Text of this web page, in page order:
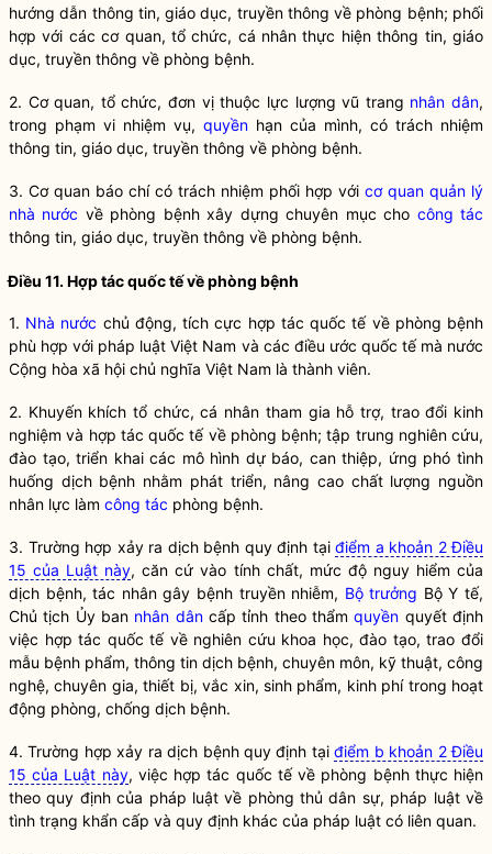
hướng dẫn thông tin, giáo dục, truyền thông về phòng bệnh; phối
hợp với các cơ quan, tổ chức, cá nhân thực hiện thông tin, giáo
dục, truyền thông về phòng bệnh.
2. Cơ quan, tổ chức, đơn vị thuộc lực lượng vũ trang nhân dân,
trong phạm vi nhiệm vụ, quyền hạn của mình, có trách nhiệm
thông tin, giáo dục, truyền thông về phòng bệnh.
3. Cơ quan báo chí có trách nhiệm phối hợp với cơ quan quản lý
nhà nước về phòng bệnhxây dựng chuyên mục cho công tác
thông tin, giáo dục, truyền thông về phòng bệnh.
Điều 11. Hợp tác quốc tế vềphòng bệnh
1. Nhà nước chủ động, tích cực hợp tác quốc tế về phòng bệnh
phù hợp với pháp luật Việt Nam và các điều ước quốc tế mà nước
Cộng hòa xã hội chủ nghĩa Việt Nam là thành viên.
2. Khuyến khích tổ chức, cá nhân tham gia hỗ trợ, trao đổi kinh
nghiệm và hợp tác quốc tế về phòng bệnh; tập trung nghiên cứu,
đào tạo, triển khai các mô hình dự báo, can thiệp, ứng phó tình
huống dịch bệnh nhằm phát triển, nâng cao chất lượng nguồn
nhân lực làm công tác phòng bệnh.
3. Trường hợp xảy ra dịch bệnh quy định tại điểm a khoản 2 Điều
15 của Luật này, căn cứ vào tính chất, mức độ nguy hiểm của
dịch bệnh,tác nhân gây bệnh truyền nhiễm, Bộ trưởng Bộ Y tế,
Chủ tịch Ủy ban nhân dâncấp tỉnh theo thẩmquyền quyết định
việc hợp tác quốc tế về nghiên cứu khoa học, đào tạo, trao đổi
mẫu bệnh phẩm, thông tin dịch bệnh, chuyên môn, kỹ thuật, công
nghệ, chuyên gia, thiết bị,vắc xin, sinh phẩm, kinh phí trong hoạt
động phòng, chống dịch bệnh.
4. Trường hợp xảy radịch bệnhquy định tạiđiểm b khoản 2 Điều
15 của Luật này, việc hợp tác quốc tế về phòng bệnhthực hiện
theo quy định của pháp luậtvề phòng thủ dân sự, pháp luậtvề
tình trạng khẩn cấp và quy định khác của pháp luật có liên quan.